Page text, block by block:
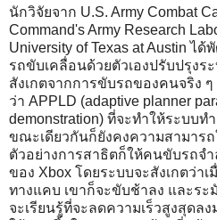
นักวิจัยจาก U.S. Army Combat
Command's Army Research
University of Texas at Austin
รถขับเคลื่อนด้วยตัวเองปรับปรุงร
สังเกตจากการขับรถของคนจริง
ว่า APPLD (adaptive planner
demonstration) ที่จะทำให้ระบบ
ขณะเดียวกันก็ยังคงความสามารถ
ตัวอย่างการสาธิตก็ให้คนขับรถจ
ของ Xbox โดยระบบจะสังเกตว่า
ทางแคบ เขาก็จะขับช้าลง และร
จะเรียนรู้ที่จะลดความเร็วสูงสุดล